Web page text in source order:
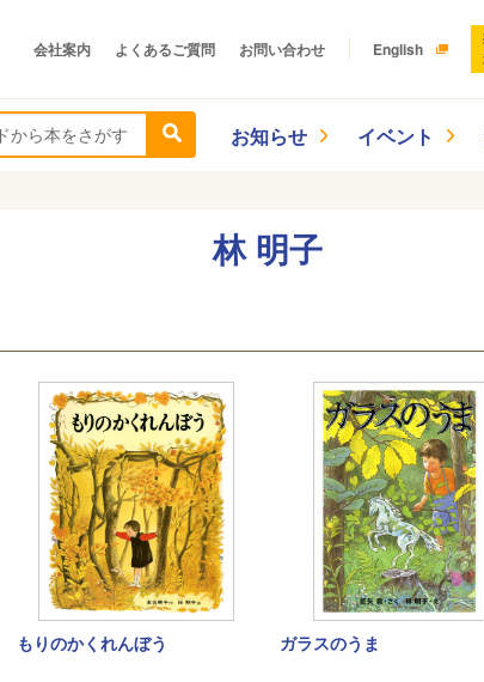
会社案内 よくあるご質問 お問い合わせ English
お知らせ イベント
林 明子
もりのかくれんぼう ガラスのうま